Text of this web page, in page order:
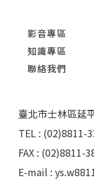
影音專區
知識專區
聯絡我們
臺北市士林區延
TEL : (02)8811-
FAX : (02)8811-
E-mail :